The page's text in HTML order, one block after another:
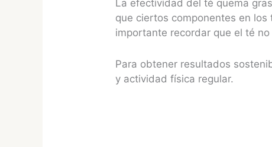
La efectividad del té quema
que ciertos componentes en
importante recordar que el té
Para obtener resultados
y actividad física regular.